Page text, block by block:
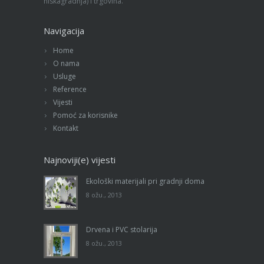
Navigacija
Home
O nama
Usluge
Reference
Vijesti
Pomoć za korisnike
Kontakt
Najnoviji(e) vijesti
Ekološki materijali pri gradnji doma
8 ožu., 2013
Drvena i PVC stolarija
8 ožu., 2013